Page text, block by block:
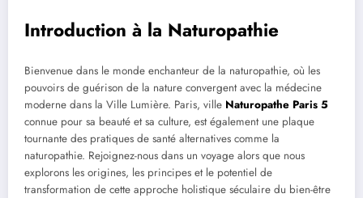
Introduction à la Naturopathie
Bienvenue dans le monde enchanteur de la naturopathie, où les
pouvoirs de guérison de la nature convergent avec la médecine
moderne dans la Ville Lumière. Paris, ville Naturopathe Paris 5
connue pour sa beauté et sa culture, est également une plaque
tournante des pratiques de santé alternatives comme la
naturopathie. Rejoignez-nous dans un voyage alors que nous
explorons les origines, les principes et le potentiel de
transformation de cette approche holistique séculaire du bien-être